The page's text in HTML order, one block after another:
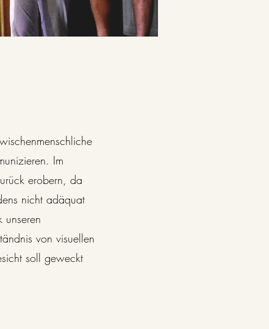
Im
erobern, da
nicht adäquat
von visuellen
soll geweckt